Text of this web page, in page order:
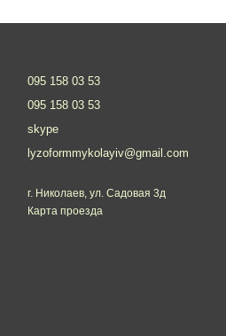
095 158 03 53
095 158 03 53
skype
lyzoformmykolayiv@gmail.com
г. Николаев, ул. Садовая 3д
Карта проезда